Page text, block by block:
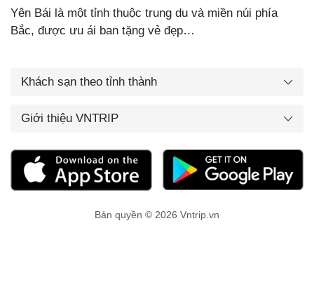
Yên Bái là một tỉnh thuộc trung du và miền núi phía
Bắc, được ưu ái ban tặng vẻ đẹp…
Khách sạn theo tỉnh thành
Giới thiệu VNTRIP
Bản quyền © 2026 Vntrip.vn